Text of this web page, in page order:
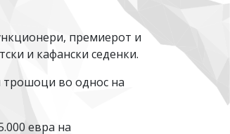
премиерот и
и кафански седенки.
трошоци во однос на
евра на